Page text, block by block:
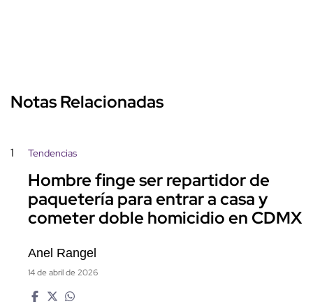
Notas Relacionadas
1 Tendencias
Hombre finge ser repartidor de
paquetería para entrar a casa y
cometer doble homicidio en CDMX
Anel Rangel
14 de abril de 2026